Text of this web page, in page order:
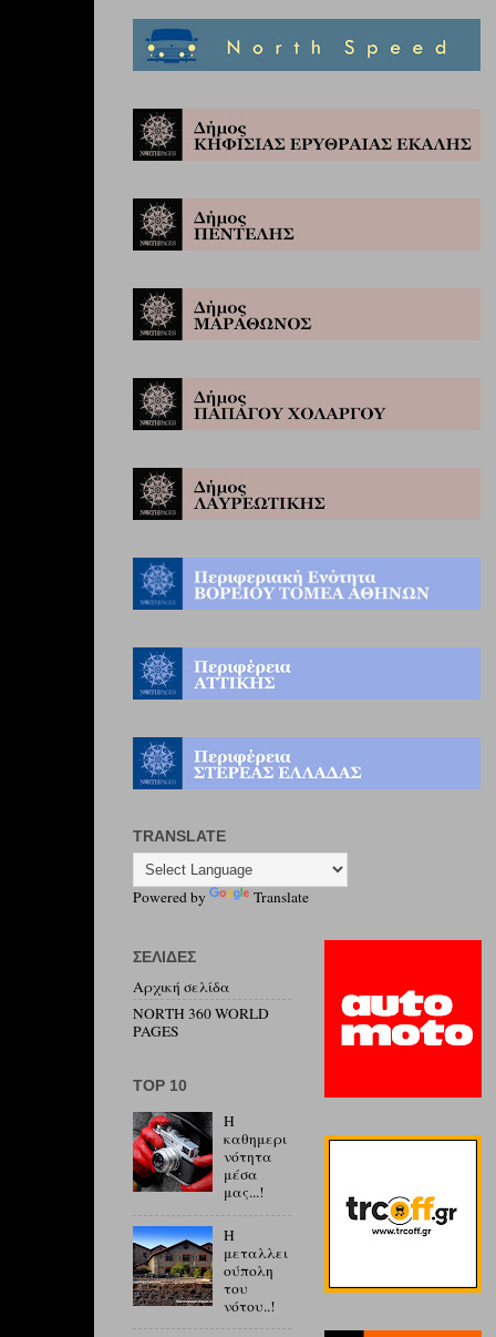
TRANSLATE
Powered by Translate
ΣΕΛΊΔΕΣ
Αρχική σελίδα
NORTH 360 WORLD
PAGES
ΤΟP 10
Η
καθημερι
νότητα
μέσα
μας...!
Η
μεταλλει
ούπολη
του
νότου..!